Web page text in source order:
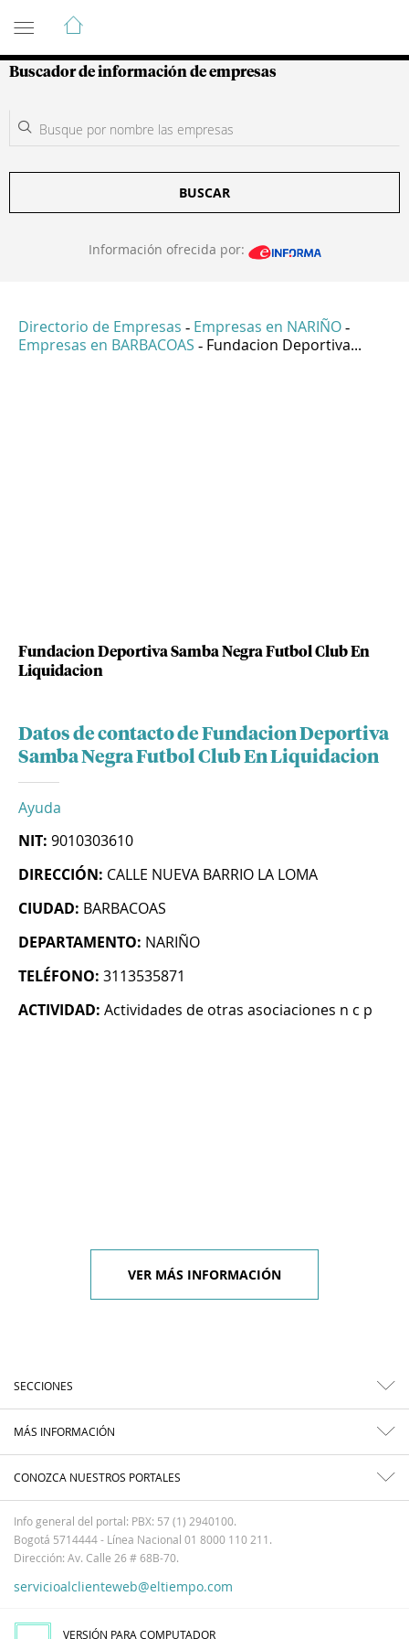
Guía de Empresas Colombianas
Buscador de información de empresas
BUSCAR
Información ofrecida por:
Directorio de Empresas - Empresas en NARIÑO -
Empresas en BARBACOAS - Fundacion Deportiva...
Fundacion Deportiva Samba Negra Futbol Club En
Liquidacion
Datos de contacto de Fundacion Deportiva
Samba Negra Futbol Club En Liquidacion
Ayuda
NIT: 9010303610
DIRECCIÓN: CALLE NUEVA BARRIO LA LOMA
CIUDAD: BARBACOAS
DEPARTAMENTO: NARIÑO
TELÉFONO: 3113535871
ACTIVIDAD: Actividades de otras asociaciones n c p
VER MÁS INFORMACIÓN
SECCIONES
MÁS INFORMACIÓN
CONOZCA NUESTROS PORTALES
Info general del portal: PBX: 57 (1) 2940100.
Bogotá 5714444 - Línea Nacional 01 8000 110 211.
Dirección: Av. Calle 26 # 68B-70.
servicioalclienteweb@eltiempo.com
VERSIÓN PARA COMPUTADOR